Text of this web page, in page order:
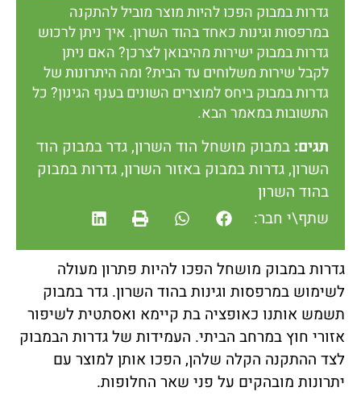
גדרות במבוק הפכו להיות מוצר מוביל להתקנה
במרפסות וגינות כאחד בהוד השרון. איך ניתן לרכוש
גדרות במבוק ישירות מהיבואן לצרכן? האם ניתן
לקבל שירות משלוחים עד הבית? ומה היתרונות של
גדרות במבוק ביחס למוצרים השונים בענף הגינון? כל
התשובות במאמר הבא.
תגים: במבוק מושחל הוד השרון,גדר במבוק הוד
השרון,גדרות במבוק באזור השרון,גדרות במבוק
בהוד השרון
שתף\י חבר:
גדרות במבוק מושחל הפכו להיות פתרון מעולה
לשימוש במרפסות וגינות בהוד השרון. גדר במבוק
תשמש אותנו כאופציה בת קיימא ואסתטית לשיפור
אזורי חוץ במרחב הביתי. העמידות של גדרות הבמבוק
לצד ההתקנה הקלה שלהן, הפכו אותן למוצר עם
יתרונות מובהקים על פני שאר החלופות.